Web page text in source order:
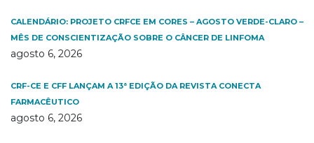
CALENDÁRIO: PROJETO CRFCE EM CORES – AGOSTO VERDE-CLARO –
MÊS DE CONSCIENTIZAÇÃO SOBRE O CÂNCER DE LINFOMA
agosto 6, 2026
CRF-CE E CFF LANÇAM A 13ª EDIÇÃO DA REVISTA CONECTA
FARMACÊUTICO
agosto 6, 2026